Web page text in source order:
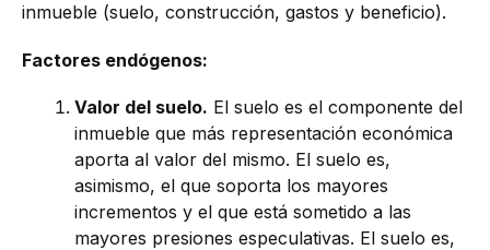
inmueble (suelo, construcción, gastos y beneficio).
Factores endógenos:
Valor del suelo. El suelo es el componente del
inmueble que más representación económica
aporta al valor del mismo. El suelo es,
asimismo, el que soporta los mayores
incrementos y el que está sometido a las
mayores presiones especulativas. El suelo es,